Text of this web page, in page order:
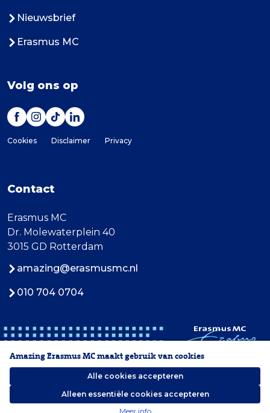
Nieuwsbrief
Erasmus MC
Volg ons op
Cookies Disclaimer Privacy
Contact
Erasmus MC
Dr. Molewaterplein 40
3015 GD Rotterdam
amazing@erasmusmc.nl
010 704 0704
2026 Erasmus MC
Amazing Erasmus MC maakt gebruik van cookies
Alle cookies accepteren
Alleen essentiële cookies accepteren
Meer info